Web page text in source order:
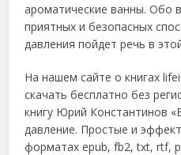
ароматические ванны. Обо
приятных и безопасных
давления пойдет речь в
На нашем сайте о книгах
скачать бесплатно без
книгу Юрий Константинов
давление. Простые и
форматах epub, fb2, txt, rtf,